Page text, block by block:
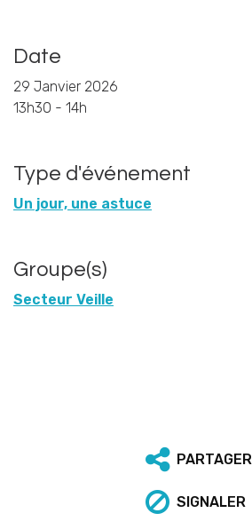
Date
29 Janvier 2026
13h30 - 14h
Type d'événement
Un jour, une astuce
Groupe(s)
Secteur Veille
PARTAGER
SIGNALER